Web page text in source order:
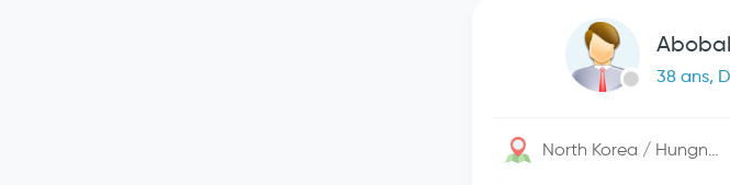
38 ans,
North Korea / Hungnam